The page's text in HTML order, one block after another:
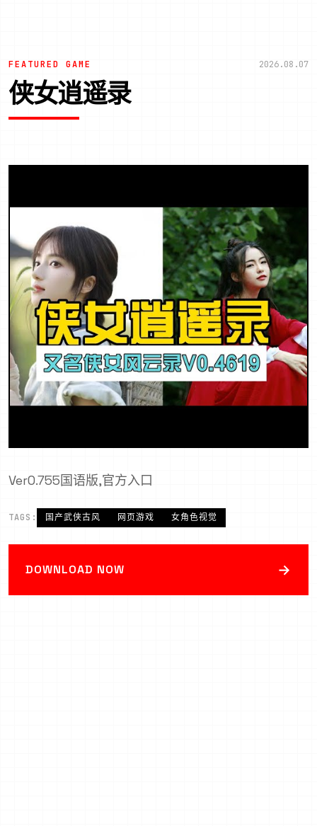
FEATURED GAME 2026.08.07
侠女逍遥录
Ver0.755国语版,官方入口
TAGS: 国产武侠古风 网页游戏 女角色视觉
DOWNLOAD NOW →